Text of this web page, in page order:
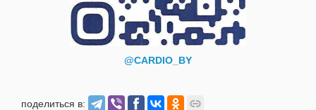
@CARDIO_BY
поделиться в: